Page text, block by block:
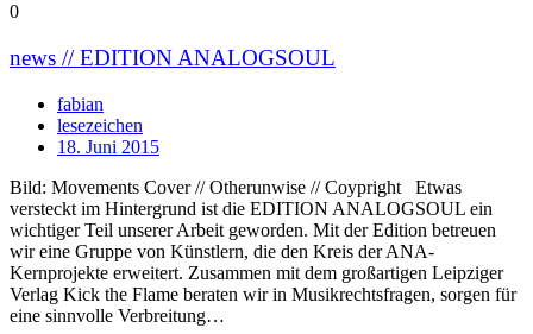
0
news // EDITION ANALOGSOUL
fabian
lesezeichen
18. Juni 2015
Bild: Movements Cover // Otherunwise // Coypright Etwas
versteckt im Hintergrund ist die EDITION ANALOGSOUL ein
wichtiger Teil unserer Arbeit geworden. Mit der Edition betreuen
wir eine Gruppe von Künstlern, die den Kreis der ANA-
Kernprojekte erweitert. Zusammen mit dem großartigen Leipziger
Verlag Kick the Flame beraten wir in Musikrechtsfragen, sorgen für
eine sinnvolle Verbreitung…